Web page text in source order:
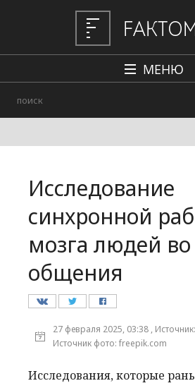
МЕНЮ
Авто
Происшествия
Редакция
Исследование
синхронной
мозга людей
общения
27 февраля 2025, 03:38 ,
Источник фото: freepik.com
Исследования, которые